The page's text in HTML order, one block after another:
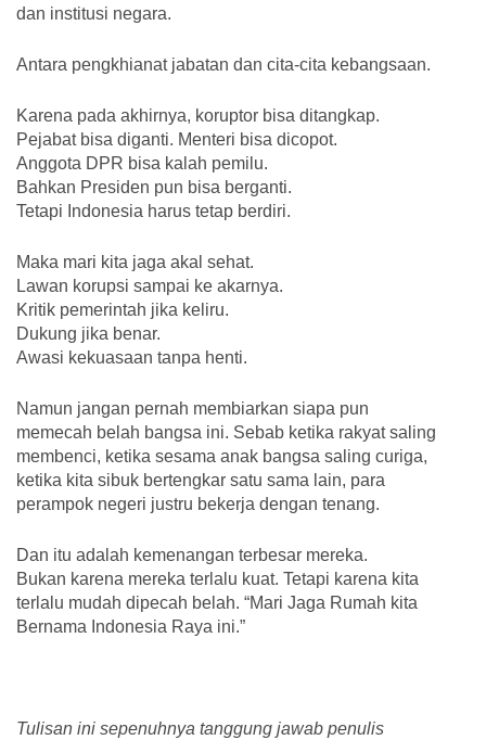
dan institusi negara.
Antara pengkhianat jabatan dan cita-cita kebangsaan.
Karena pada akhirnya, koruptor bisa ditangkap.
Pejabat bisa diganti. Menteri bisa dicopot.
Anggota DPR bisa kalah pemilu.
Bahkan Presiden pun bisa berganti.
Tetapi Indonesia harus tetap berdiri.
Maka mari kita jaga akal sehat.
Lawan korupsi sampai ke akarnya.
Kritik pemerintah jika keliru.
Dukung jika benar.
Awasi kekuasaan tanpa henti.
Namun jangan pernah membiarkan siapa pun
memecah belah bangsa ini. Sebab ketika rakyat saling
membenci, ketika sesama anak bangsa saling curiga,
ketika kita sibuk bertengkar satu sama lain, para
perampok negeri justru bekerja dengan tenang.
Dan itu adalah kemenangan terbesar mereka.
Bukan karena mereka terlalu kuat. Tetapi karena kita
terlalu mudah dipecah belah. “Mari Jaga Rumah kita
Bernama Indonesia Raya ini.”
Tulisan ini sepenuhnya tanggung jawab penulis‎